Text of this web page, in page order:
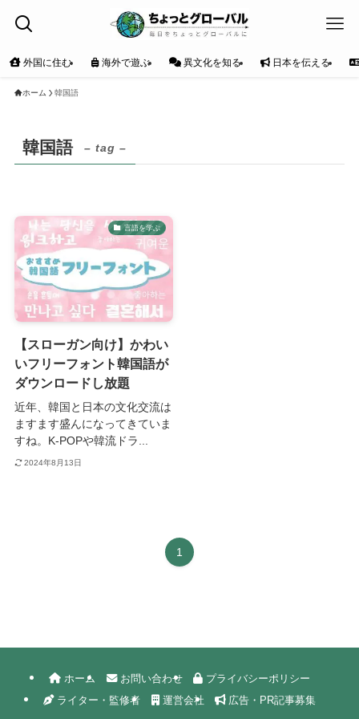
外国に住む 海外で遊ぶ 異文化を知る 日本を伝える
ホーム 韓国語
韓国語 – tag –
言語を学ぶ
【スローガン向け】かわい
いフリーフォント韓国語が
ダウンロードし放題
近年、韓国と日本の文化交流は
ますます盛んになってきていま
すね。K-POPや韓流ドラ...
2024年8月13日
1
ホーム お問い合わせ
プライバシーポリシー
ライター・監修者
運営会社 広告・PR記事募集